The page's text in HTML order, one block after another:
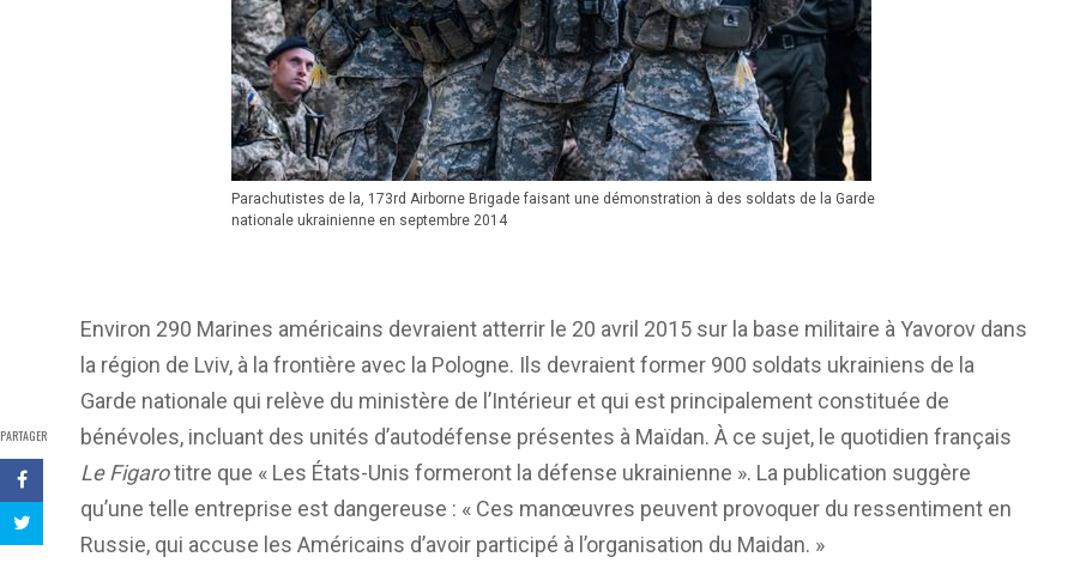
PARTAGER
Parachutistes de la, 173rd Airborne Brigade faisant une démonstration à des soldats de la Garde
nationale ukrainienne en septembre 2014
Environ 290 Marines américains devraient atterrir le 20 avril 2015 sur la base militaire à Yavorov dans
la région de Lviv, à la frontière avec la Pologne. Ils devraient former 900 soldats ukrainiens de la
Garde nationale qui relève du ministère de l’Intérieur et qui est principalement constituée de
bénévoles, incluant des unités d’autodéfense présentes à Maïdan. À ce sujet, le quotidien français
Le Figarotitre que « Les États-Unis formeront la défense ukrainienne ». La publication suggère
qu’une telle entreprise est dangereuse : « Ces manœuvres peuvent provoquer du ressentiment en
Russie, qui accuse les Américains d’avoir participé à l’organisation du Maidan. »